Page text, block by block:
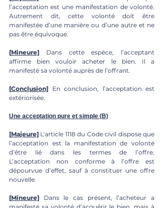
l’acceptation est une manifestation de volonté.
Autrement dit, cette volonté doit être
manifestée d’une manière ou d’une autre et ne
pas être équivoque.
[Mineure] Dans cette espèce, l’acceptant
affirme bien vouloir acheter le bien. Il a
manifesté sa volonté auprès de l’offrant.
[Conclusion] En conclusion, l’acceptation est
extériorisée.
Une acceptation pure et simple (B)
[Majeure] L’article 1118 du Code civil dispose que
l’acceptation est la manifestation de volonté
d’être lié dans les termes de l’offre.
L’acceptation non conforme à l’offre est
dépourvue d’effet, sauf à constituer une offre
nouvelle.
[Mineure] Dans le cas présent, l’acheteur a